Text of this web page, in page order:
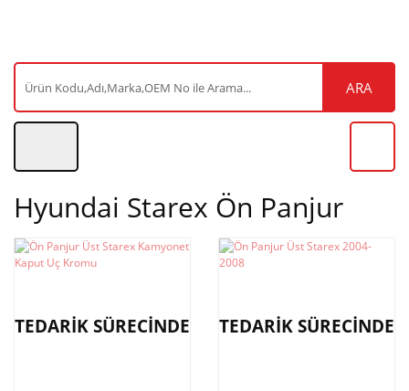
ARA
Hyundai Starex Ön Panjur
TEDARİK SÜRECİNDE TEDARİK SÜRECİNDE